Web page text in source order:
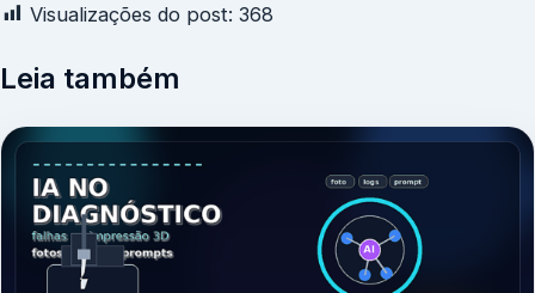
Visualizações do post: 368
Leia também